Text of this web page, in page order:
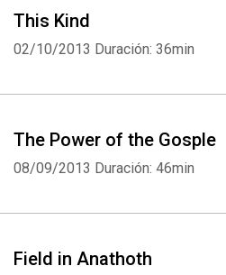
This Kind
02/10/2013 Duración: 36min
The Power of the Gosple
08/09/2013 Duración: 46min
Field in Anathoth